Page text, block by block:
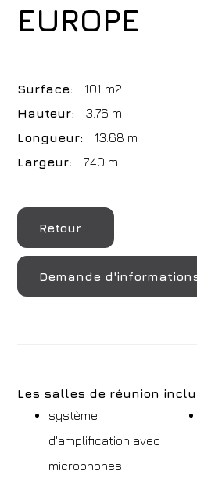
EUROPE
Surface:
101 m2
Hauteur:
3.76 m
Longueur:
13.68 m
Largeur:
7.40 m
Retour
Demande
Les salles de réunion
système
d'amplification avec
microphones